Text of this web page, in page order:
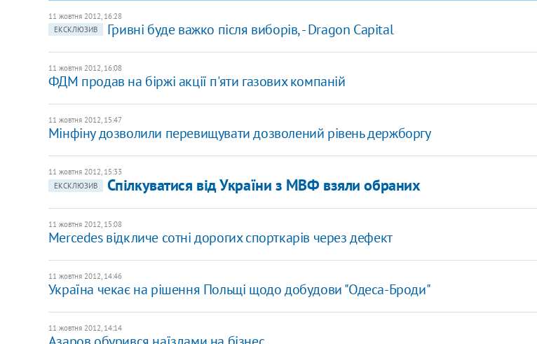
11 жовтня 2012, 16:28
ЕКСКЛЮЗИВ
Гривні буде важко після виборів, - Dragon Capital
11 жовтня 2012, 16:08
ФДМ продав на біржі акції п'яти газових компаній
11 жовтня 2012, 15:47
Мінфіну дозволили перевищувати дозволений рівень держборгу
11 жовтня 2012, 15:33
ЕКСКЛЮЗИВ
Спілкуватися від України з МВФ взяли обраних
11 жовтня 2012, 15:08
Mercedes відкличе сотні дорогих спорткарів через дефект
11 жовтня 2012, 14:46
Україна чекає на рішення Польщі щодо добудови "Одеса-Броди"
11 жовтня 2012, 14:14